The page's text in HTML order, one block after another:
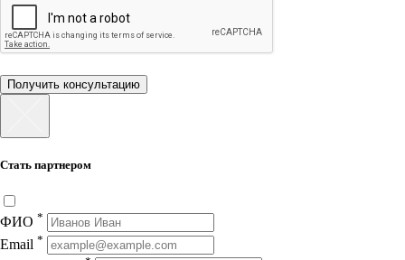
Получить консультацию
Стать партнером
ФИО *
Email *